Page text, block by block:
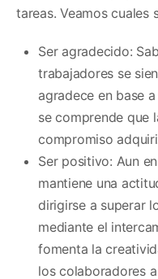
tareas. Veamos cuales
Ser agradecido:
trabajadores se
agradece en base
se comprende que
compromiso
Ser positivo: Aun
mantiene una
dirigirse a superar
mediante el
fomenta la
los colaboradores